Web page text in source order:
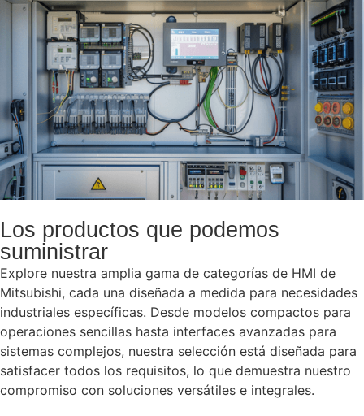
Los productos que podemos
suministrar
Explore nuestra amplia gama de categorías de HMI de
Mitsubishi, cada una diseñada a medida para necesidades
industriales específicas. Desde modelos compactos para
operaciones sencillas hasta interfaces avanzadas para
sistemas complejos, nuestra selección está diseñada para
satisfacer todos los requisitos, lo que demuestra nuestro
compromiso con soluciones versátiles e integrales.